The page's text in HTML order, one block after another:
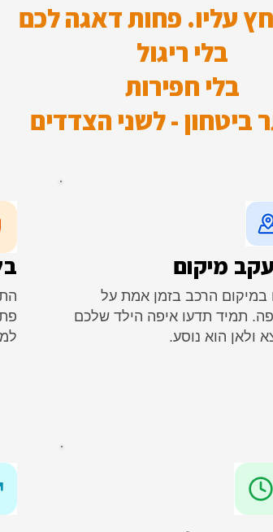
עליו. פחות דאגה לכם
בלי ריגול
בלי חפירות
ביטחון - לשני הצדדים
מיקום
במיקום הרכב בזמן אמת על
תמיד תדעו איפה הילד שלכם
ולאן הוא נוסע.